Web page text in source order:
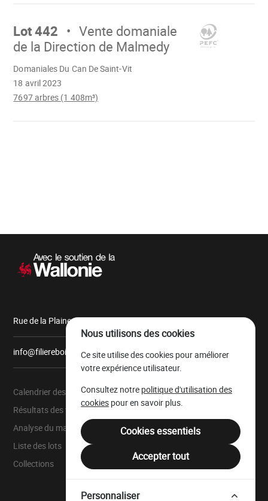
Aller
Lot 442
Vente domaniale
de la Direction de Malmedy
18 avril 2023
Domaniales Du Can De Saint-Vit
7697 arbres (1 408m³)
Navigation
Rue de la Plaine, 9 6900 Marche-en-Famenne
info@filiereboiswallonie.be
Calendrier des ventes
Résultats des ventes
Analyse du marché
Liste des lots
Collections
À propos
Parc à grumes
Ressources légales
Filière Bois Wallonie
Nous utilisons des cookies
Ce site utilise des cookies pour améliorer
votre expérience utilisateur.
Consultez notre politique d'utilisation des
cookies pour en savoir plus.
Cookies essentiels
Accepter tout
Personnaliser